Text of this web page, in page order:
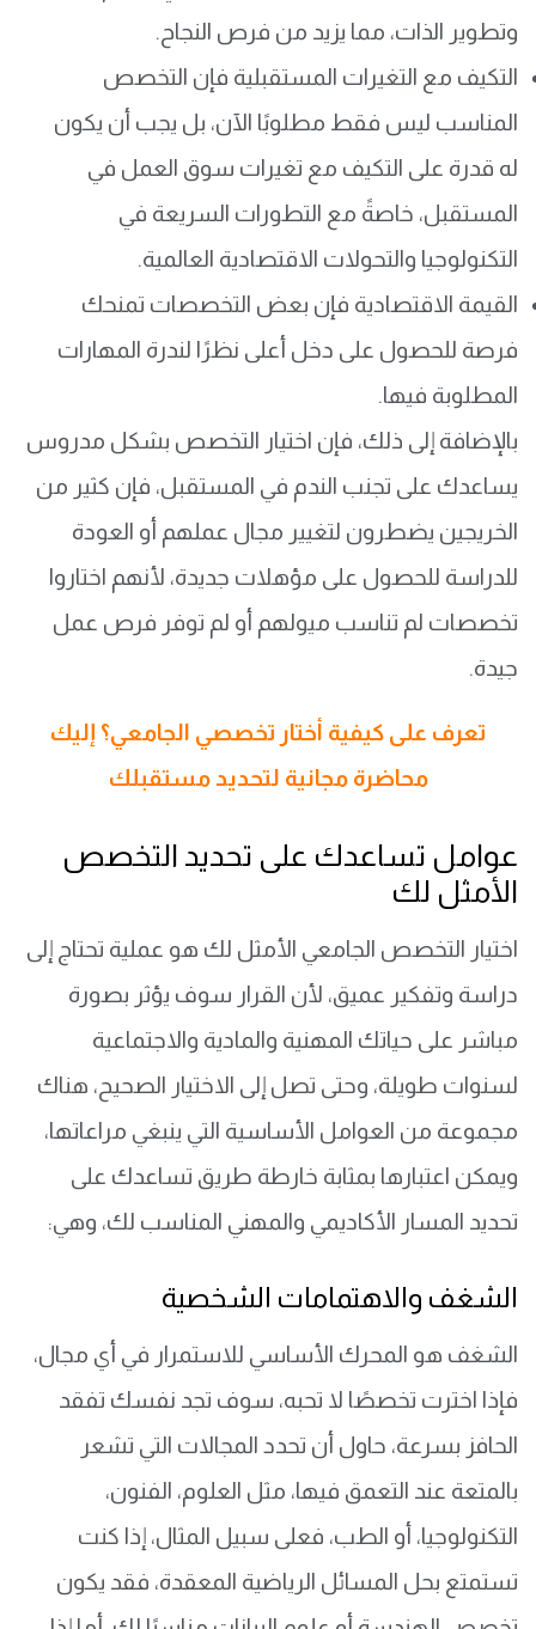
وتطوير الذات، مما يزيد من فرص النجاح.
التكيف مع التغيرات المستقبلية فإن التخصص
المناسب ليس فقط مطلوبًا الآن، بل يجب أن يكون
له قدرة على التكيف مع تغيرات سوق العمل في
المستقبل، خاصةً مع التطورات السريعة في
التكنولوجيا والتحولات الاقتصادية العالمية.
القيمة الاقتصادية فإن بعض التخصصات تمنحك
فرصة للحصول على دخل أعلى نظرًا لندرة المهارات
المطلوبة فيها.
بالإضافة إلى ذلك، فإن اختيار التخصص بشكل مدروس
يساعدك على تجنب الندم في المستقبل، فإن كثير من
الخريجين يضطرون لتغيير مجال عملهم أو العودة
للدراسة للحصول على مؤهلات جديدة، لأنهم اختاروا
تخصصات لم تناسب ميولهم أو لم توفر فرص عمل
جيدة.
تعرف على كيفية أختار تخصصي الجامعي؟ إليك
محاضرة مجانية لتحديد مستقبلك
عوامل تساعدك على تحديد التخصص
الأمثل لك
اختيار التخصص الجامعي الأمثل لك هو عملية تحتاج إلى
دراسة وتفكير عميق، لأن القرار سوف يؤثر بصورة
مباشر على حياتك المهنية والمادية والاجتماعية
لسنوات طويلة، وحتى تصل إلى الاختيار الصحيح، هناك
مجموعة من العوامل الأساسية التي ينبغي مراعاتها،
ويمكن اعتبارها بمثابة خارطة طريق تساعدك على
تحديد المسار الأكاديمي والمهني المناسب لك، وهي:
الشغف والاهتمامات الشخصية
الشغف هو المحرك الأساسي للاستمرار في أي مجال،
فإذا اخترت تخصصًا لا تحبه، سوف تجد نفسك تفقد
الحافز بسرعة، حاول أن تحدد المجالات التي تشعر
بالمتعة عند التعمق فيها، مثل العلوم، الفنون،
التكنولوجيا، أو الطب، فعلى سبيل المثال، إذا كنت
تستمتع بحل المسائل الرياضية المعقدة، فقد يكون